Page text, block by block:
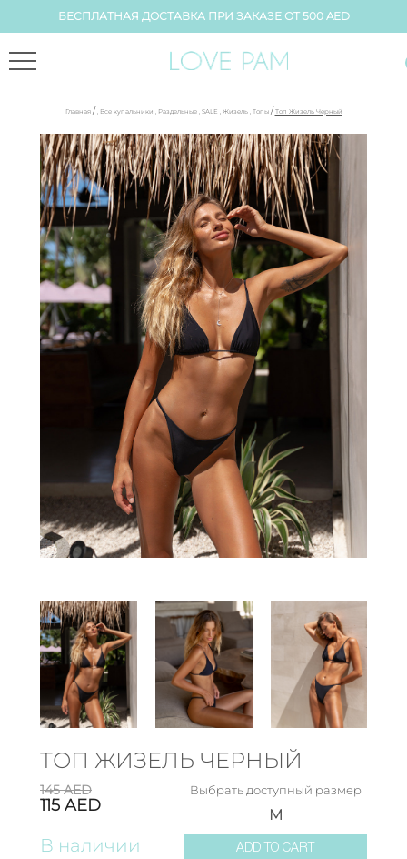
БЕСПЛАТНАЯ ДОСТАВКА ПРИ ЗАКАЗЕ ОТ 500 AED
Главная / , Все купальники , Раздельные, SALE , Жизель, Топы / Топ Жизель Черный
ТОП ЖИЗЕЛЬ ЧЕРНЫЙ
145AED
115 AED
В наличии
Выбрать доступный размер
M
ADD TO CART